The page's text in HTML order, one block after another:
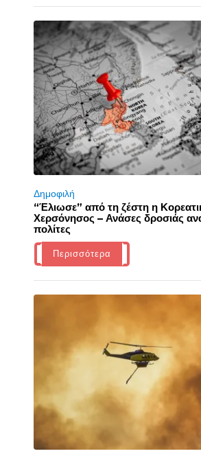
Δημοφιλή
“Έλιωσε” από τη ζέστη η
Χερσόνησος – Ανάσες δροσιάς
πολίτες
Περισσότερα